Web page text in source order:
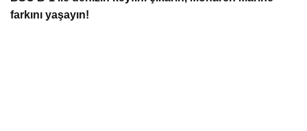
farkını yaşayın!